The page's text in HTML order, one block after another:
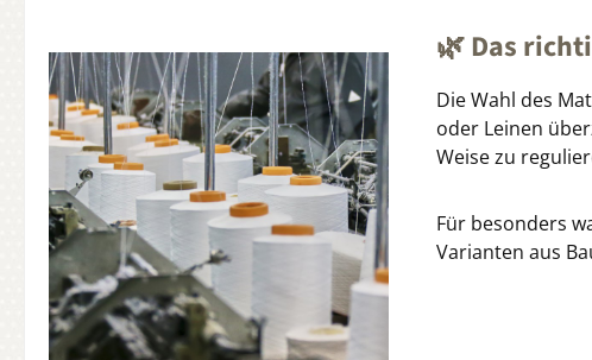
🌿 Das
Die Wahl des
oder Leinen
Weise zu
Für besonders
Varianten aus